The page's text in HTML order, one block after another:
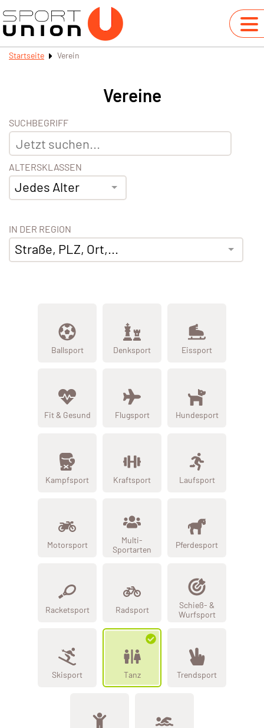
Startseite Verein
Vereine
SUCHBEGRIFF
ALTERSKLASSEN
Jedes Alter
IN DER REGION
Straße, PLZ, Ort,...
Ballsport Denksport Eissport
Fit & Gesund Flugsport Hundesport
Kampfsport Kraftsport Laufsport
Motorsport
Multi-
Sportarten
Pferdesport
Racketsport Radsport
Schieß- &
Wurfsport
Skisport Tanz Trendsport